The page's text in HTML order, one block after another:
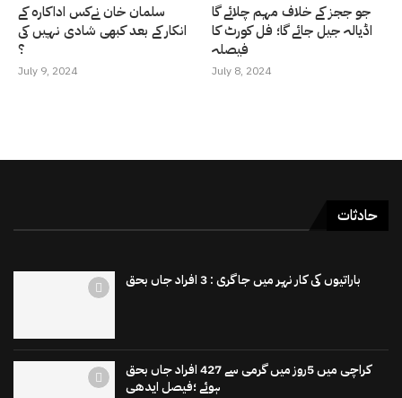
سلمان خان نےکس اداکارہ کے
انکار کے بعد کبھی شادی نہیں کی
؟
July 9, 2024
جو ججز کے خلاف مہم چلائے گا
اڈیالہ جیل جائے گا؛ فل کورٹ کا
فیصلہ
July 8, 2024
حادثات
باراتیوں کی کار نہر میں جاگری : 3 افراد جاں بحق
کراچی میں 5روز میں گرمی سے 427 افراد جاں بحق
ہوئے ؛فیصل ایدھی